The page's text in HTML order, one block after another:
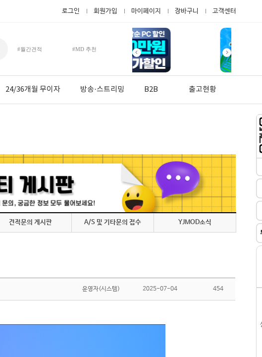
로그인 회원가입 마이페이지 장바구니 고객센터
#월간견적 #MD 추천
24/36개월 무이자 방송·스트리밍 B2B 출고현황
견적문의 게시판 A/S 및 기타문의 접수 YJMOD소식
운영자(시스템) 2025-07-04 454